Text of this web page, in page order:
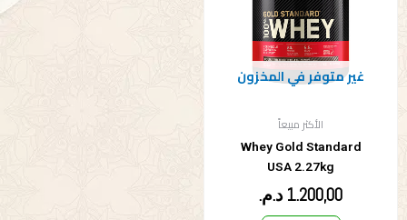
غير متوفر في المخزون
الأكثر مبيعاً
Whey Gold Standard
USA 2.27kg
1.200,00 د.م.